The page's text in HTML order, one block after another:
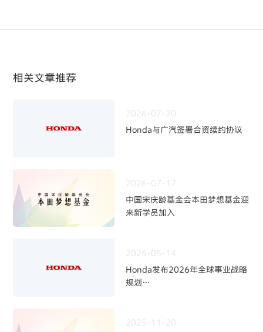
相关文章推荐
2026-07-20
Honda与广汽签署合资续约协议
2026-07-17
中国宋庆龄基金会本田梦想基金迎
来新学员加入
2026-05-14
Honda发布2026年全球事业战略
规划
2025-11-20